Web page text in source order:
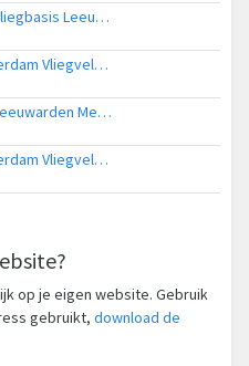
Ambulancehelikopter naar Vliegbasis Leeuwarden
Politiehelikopter naar Amsterdam Vliegveld Schiphol
Ambulancehelikopter naar Leeuwarden Medical Center Heliport
Politiehelikopter naar Amsterdam Vliegveld Schiphol
op je eigen website. Gebruik
gebruikt, download de